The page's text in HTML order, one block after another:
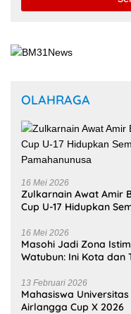
OLAHRAGA
16 Mei 2026
Zulkarnain Awat Amir
Cup U-17 Hidupkan
16 Mei 2026
Masohi Jadi Zona
Watubun: Ini Kota dan
13 Februari 2026
Mahasiswa
Airlangga Cup X 2026